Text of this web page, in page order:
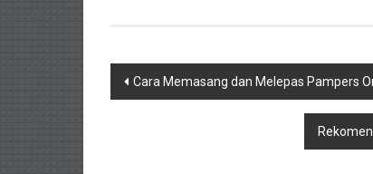
Navigasi
Cara Memasang dan Melepas Pampers